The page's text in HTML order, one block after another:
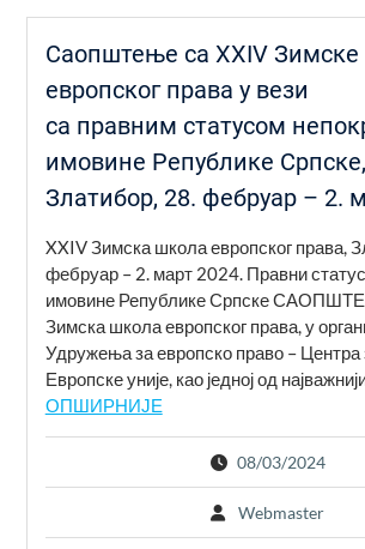
Саопштење са XXIV
европског права у вези
са правним статусом
имовине Републике Српске,
Златибор, 28. фебруар – 2.
XXIV Зимска школа европског права,
фебруар – 2. март 2024. Правни
имовине Републике Српске
Зимска школа европског права, у
Удружења за европско право – Центра
Европске уније, као једној од
ОПШИРНИЈЕ
08/03/2024
Webmaster